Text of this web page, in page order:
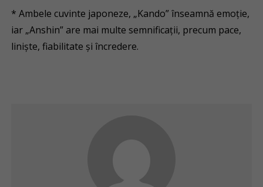
* Ambele cuvinte japoneze, „Kando” înseamnă emoție,
iar „Anshin” are mai multe semnificații, precum pace,
liniște, fiabilitate și încredere.